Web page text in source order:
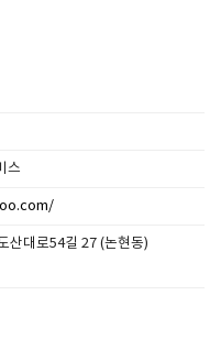
스
산대로54길 27 (논현동)